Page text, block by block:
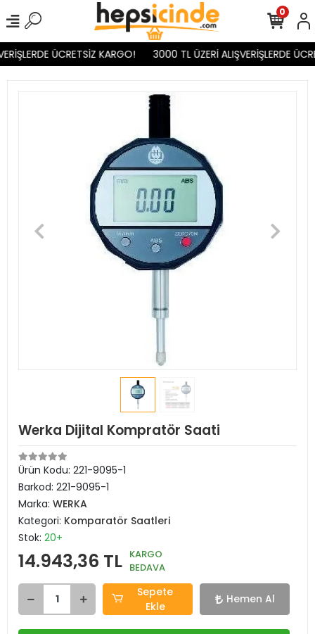
ÜCRETSİZ KARGO! 3000 TL ÜZERİ ALIŞVERİŞLERDE
0
Werka Dijital Kompratör Saati
Ürün Kodu: 221-9095-1
Barkod: 221-9095-1
Marka: WERKA
Kategori: Komparatör Saatleri
Stok: 20+
14.943,36 TL KARGO
BEDAVA
Sepete
Ekle
Hemen Al